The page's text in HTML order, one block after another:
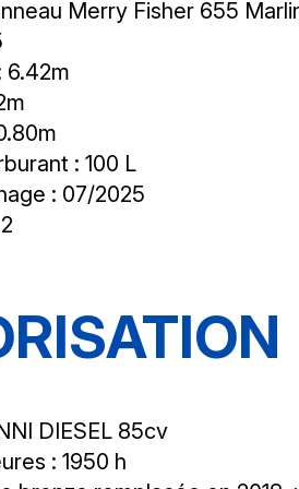
Merry Fisher 655
6.42m
: 100 L
: 07/2025
DIESEL 85cv
: 1950 h